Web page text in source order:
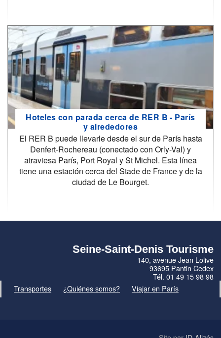
Hoteles con parada cerca de RER B - París
y alrededores
El RER B puede llevarle desde el sur de París hasta
Denfert-Rochereau (conectado con Orly-Val) y
atraviesa París, Port Royal y St Michel. Esta línea
tiene una estación cerca del Stade de France y de la
ciudad de Le Bourget.
Seine-Saint-Denis Tourisme
140, avenue Jean Lolive
93695 Pantin Cedex
Tél. 01 49 15 98 98
Transportes
¿Quiénes somos? Viajar en París